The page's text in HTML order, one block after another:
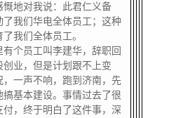
地对我说：此君仁义备
我们华电全体员工；这种
我们全体员工。
个员工叫李建华，辞职回
业，但是计划跟不上变
一声不响，跑到济南，先
基本建设。事情过去了很
，终于明白了这件事，深